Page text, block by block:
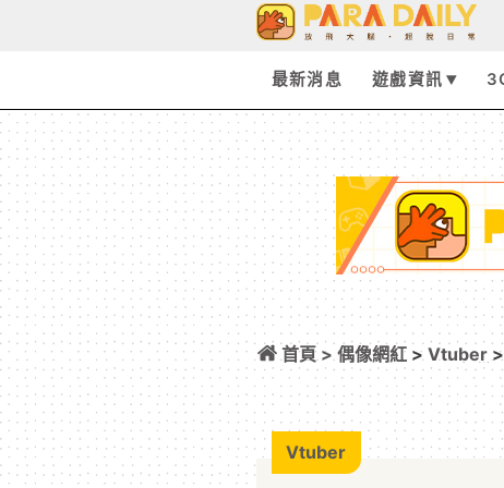
最新消息 遊戲資訊
首頁 >偶像網紅 >Vtuber
fantasista！》台灣
Vtuber